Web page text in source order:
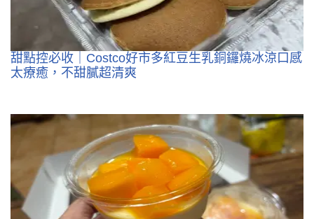
甜點控必收｜Costco好市多紅豆生乳銅鑼燒冰涼口感
太療癒，不甜膩超清爽